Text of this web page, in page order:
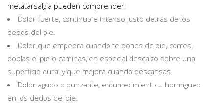
metatarsalgia pueden comprender:
Dolor fuerte, continuo e intenso justo detrás de los
dedos del pie.
Dolor que empeora cuando te pones de pie, corres,
doblas el pie o caminas, en especial descalzo sobre una
superficie dura, y que mejora cuando descansas.
Dolor agudo o punzante, entumecimiento u hormigueo
en los dedos del pie.